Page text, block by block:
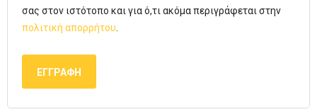
σας στον ιστότοπο και για ό,τι ακόμα περιγράφεται στην
πολιτική απορρήτου
ΕΓΓΡΑΦΉ